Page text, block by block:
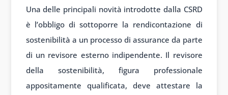
Una delle principali novità introdotte dalla CSRD
è l’obbligo di sottoporre la rendicontazione di
sostenibilità a un processo di assurance da parte
di un revisore esterno indipendente. Il revisore
della sostenibilità, figura professionale
appositamente qualificata, deve attestare la